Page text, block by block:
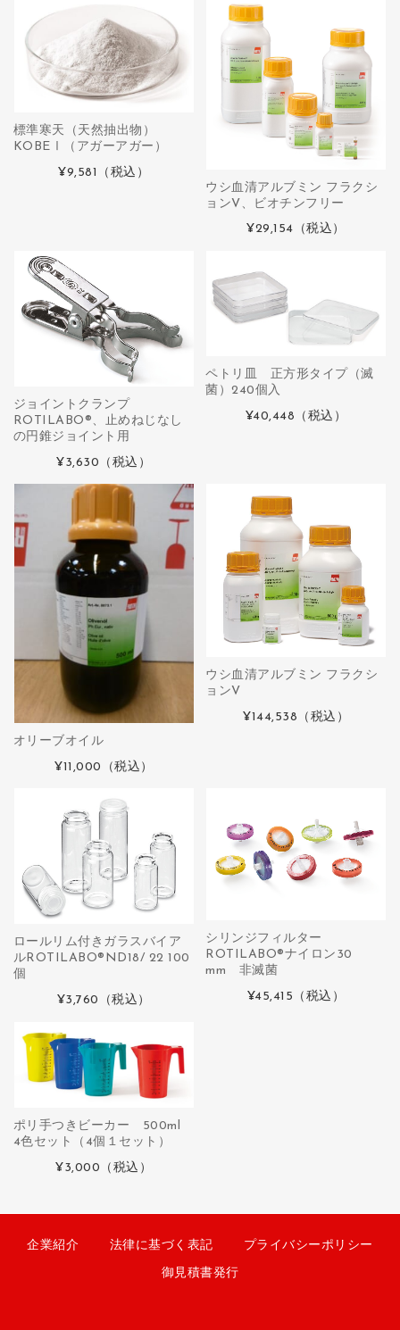
標準寒天（天然抽出物）
KOBEⅠ（アガーアガー）
¥9,581
（税込）
ウシ血清アルブミン フラクシ
ョンV、ビオチンフリー
¥29,154 （税込）
ジョイントクランプ
ROTILABO®、止めねじなし
の円錐ジョイント用
¥3,630 （税込）
ペトリ皿 正方形タイプ（滅
菌）240個入
¥40,448 （税込）
オリーブオイル
¥11,000
（税込）
ウシ血清アルブミン フラクシ
ョンV
¥144,538 （税込）
ロールリム付きガラスバイア
ルROTILABO®ND18/ 22 100
個
¥3,760
（税込）
シリンジフィルター
ROTILABO®ナイロン30
mm 非滅菌
¥45,415 （税込）
ポリ手つきビーカー 500ml
4色セット（4個１セット）
¥3,000 （税込）
企業紹介 法律に基づく表記 プライバシーポリシー
御見積書発行